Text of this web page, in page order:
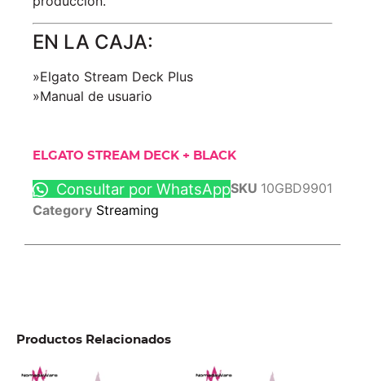
EN LA CAJA:
»Elgato Stream Deck Plus
»Manual de usuario
ELGATO STREAM DECK + BLACK
Consultar por WhatsAppSKU 10GBD9901
Category Streaming
Productos Relacionados